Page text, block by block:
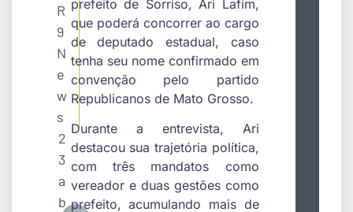
R
9
N
e
w
s
2
3
a
b
prefeito de Sorriso, Ari Lafim,
que poderá concorrer ao cargo
de deputado estadual, caso
tenha seu nome confirmado em
convenção pelo partido
Republicanos de Mato Grosso.
Durante a entrevista, Ari
destacou sua trajetória política,
com três mandatos como
vereador e duas gestões como
prefeito, acumulando mais de